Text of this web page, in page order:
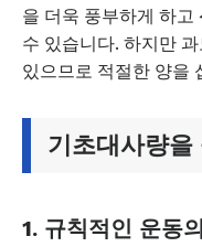
을 더욱 풍부하게 하고
수 있습니다. 하지만
있으므로 적절한 양을
기초대사량을
1. 규칙적인 운동